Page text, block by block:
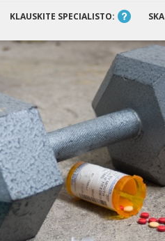
KLAUSKITE SPECIALISTO: